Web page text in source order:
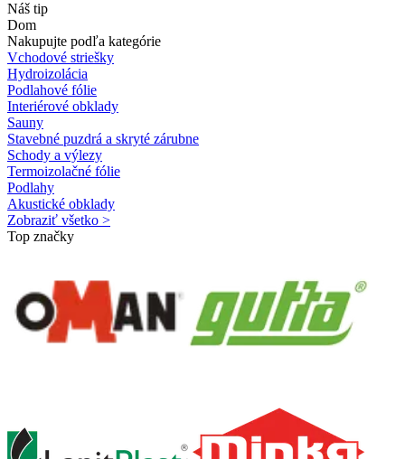
Náš tip
Dom
Nakupujte podľa kategórie
Vchodové striešky
Hydroizolácia
Podlahové fólie
Interiérové obklady
Sauny
Stavebné puzdrá a skryté zárubne
Schody a výlezy
Termoizolačné fólie
Podlahy
Akustické obklady
Zobraziť všetko >
Top značky